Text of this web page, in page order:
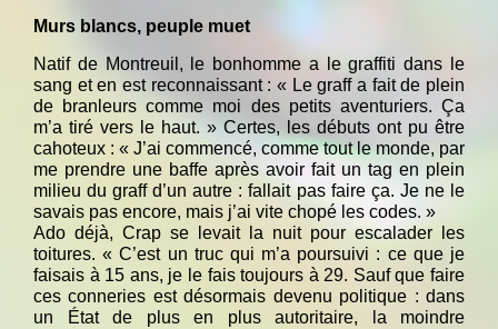
Murs blancs, peuple muet
Natif de Montreuil, le bonhomme a le graffiti dans le
sang et en est reconnaissant : « Le graff a fait de plein
de branleurs comme moi des petits aventuriers. Ça
m’a tiré vers le haut. » Certes, les débuts ont pu être
cahoteux : « J’ai commencé, comme tout le monde, par
me prendre une baffe après avoir fait un tag en plein
milieu du graff d’un autre : fallait pas faire ça. Je ne le
savais pas encore, mais j’ai vite chopé les codes. »
Ado déjà, Crap se levait la nuit pour escalader les
toitures. « C’est un truc qui m’a poursuivi : ce que je
faisais à 15 ans, je le fais toujours à 29. Sauf que faire
ces conneries est désormais devenu politique : dans
un État de plus en plus autoritaire, la moindre